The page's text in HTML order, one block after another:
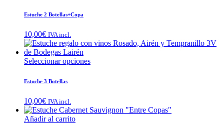
Estuche 2 Botellas+Copa
10,00€ IVA incl.
Seleccionar opciones
Estuche 3 Botellas
10,00€ IVA incl.
Añadir al carrito